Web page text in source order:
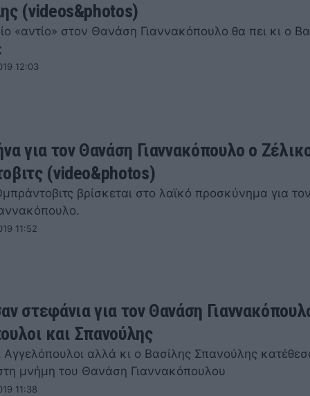
(videos&photos)
«αντίο» στον Θανάση Γιαννακόπουλο θα πει κι ο
12:03
για τον Θανάση Γιαννακόπουλο ο
(video&photos)
βρίσκεται στο λαϊκό προσκύνημα για τον
11:52
στεφάνια για τον Θανάση
και Σπανούλης
Αγγελόπουλοι αλλά κι ο Βασίλης Σπανούλης
μνήμη του Θανάση Γιαννακόπουλου
11:38